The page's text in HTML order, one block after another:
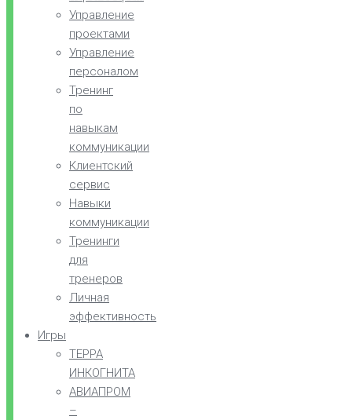
Управление
проектами
Управление
персоналом
Тренинг
по
навыкам
коммуникации
Клиентский
сервис
Навыки
коммуникации
Тренинги
для
тренеров
Личная
эффективность
Игры
ТЕРРА
ИНКОГНИТА
АВИАПРОМ
–